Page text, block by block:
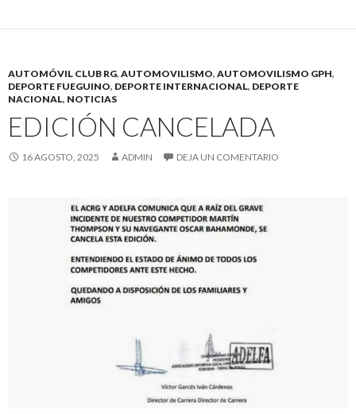
AUTOMÓVIL CLUB RG, AUTOMOVILISMO, AUTOMOVILISMO GPH,
DEPORTE FUEGUINO, DEPORTE INTERNACIONAL, DEPORTE
NACIONAL, NOTICIAS
EDICIÓN CANCELADA
16 AGOSTO, 2025 ADMIN DEJA UN COMENTARIO